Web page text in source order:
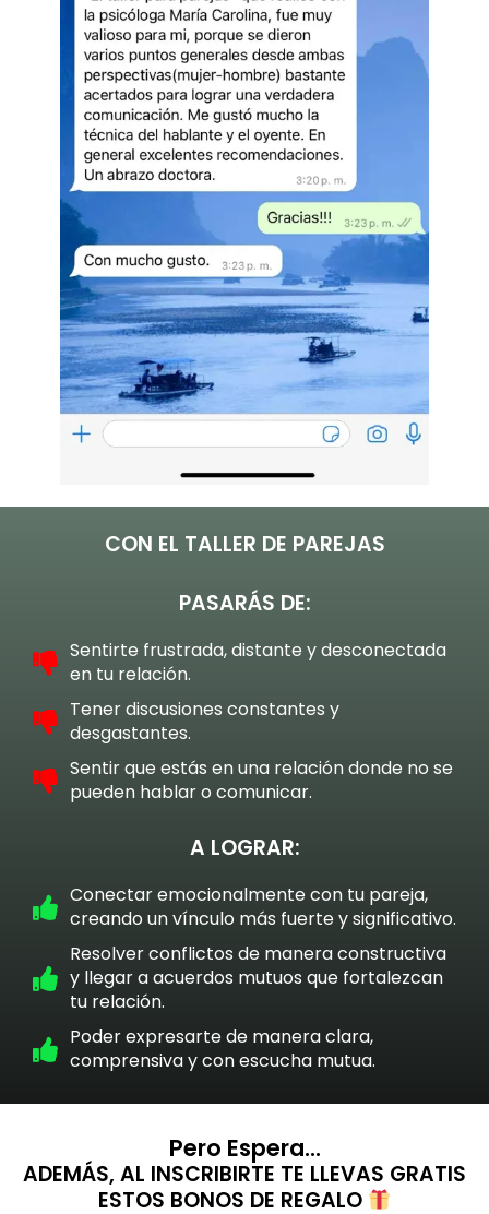
CON EL TALLER DE PAREJAS
PASARÁS DE:
Sentirte frustrada, distante y desconectada
en tu relación.
Tener discusiones constantes y
desgastantes.
Sentir que estás en una relación donde no se
pueden hablar o comunicar.
A LOGRAR:
Conectar emocionalmente con tu pareja,
creando un vínculo más fuerte y significativo.
Resolver conflictos de manera constructiva
y llegar a acuerdos mutuos que fortalezcan
tu relación.
Poder expresarte de manera clara,
comprensiva y con escucha mutua.
Pero Espera...
ADEMÁS, AL INSCRIBIRTE TE LLEVAS GRATIS
ESTOS BONOS DE REGALO